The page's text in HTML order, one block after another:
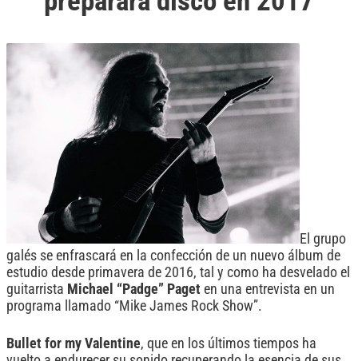
El grupo
galés se enfrascará en la confección de un nuevo álbum de
estudio desde primavera de 2016, tal y como ha desvelado el
guitarrista Michael “Padge” Paget en una entrevista en un
programa llamado “Mike James Rock Show”.
Bullet for my Valentine, que en los últimos tiempos ha